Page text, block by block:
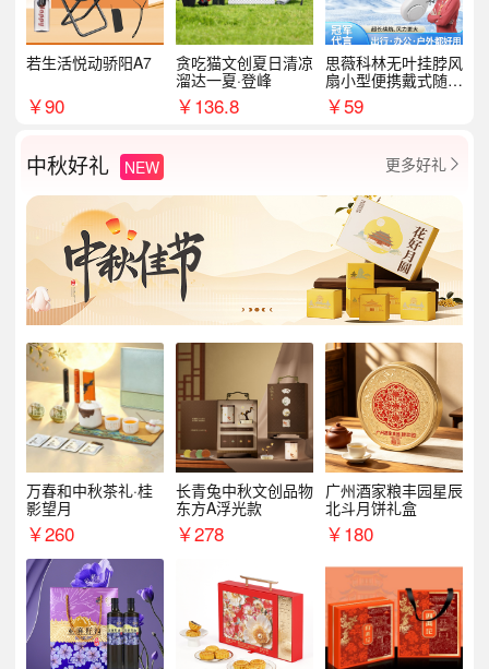
若生活悦动骄阳A7
￥90
贪吃猫文创夏日清凉
溜达一夏·登峰
￥136.8
思薇科林无叶挂脖风
扇小型便携戴式随身
挂脖子降温神器
￥59
中秋好礼 NEW 更多好礼 
万春和中秋茶礼·桂
影望月
￥260
长青兔中秋文创品物
东方A浮光款
￥278
广州酒家粮丰园星辰
北斗月饼礼盒
￥180